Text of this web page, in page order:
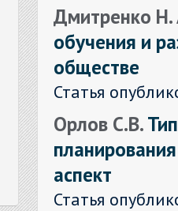
Дмитренко
обучения и
обществе
Статья
Орлов С.В.
аспект
Статья